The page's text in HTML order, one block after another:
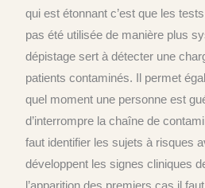
qui est étonnant c’est que les
pas été utilisée de manière plus
dépistage sert à détecter une
patients contaminés. Il permet
quel moment une personne est
d’interrompre la chaîne de
faut identifier les sujets à risques
développent les signes cliniques
l’apparition des premiers cas il